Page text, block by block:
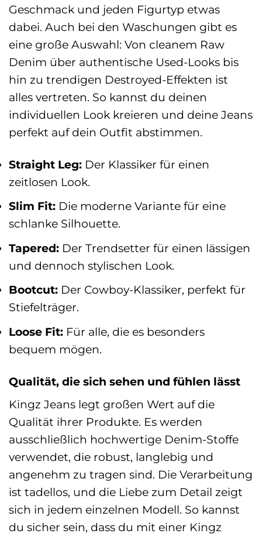
Geschmack und jeden Figurtyp etwas
dabei. Auch bei den Waschungen gibt es
eine große Auswahl: Von cleanem Raw
Denim über authentische Used-Looks bis
hin zu trendigen Destroyed-Effekten ist
alles vertreten. So kannst du deinen
individuellen Look kreieren und deine Jeans
perfekt auf dein Outfit abstimmen.
Straight Leg: Der Klassiker für einen
zeitlosen Look.
Slim Fit: Die moderne Variante für eine
schlanke Silhouette.
Tapered: Der Trendsetter für einen lässigen
und dennoch stylischen Look.
Bootcut: Der Cowboy-Klassiker, perfekt für
Stiefelträger.
Loose Fit: Für alle, die es besonders
bequem mögen.
Qualität, die sich sehen und fühlen lässt
Kingz Jeans legt großen Wert auf die
Qualität ihrer Produkte. Es werden
ausschließlich hochwertige Denim-Stoffe
verwendet, die robust, langlebig und
angenehm zu tragen sind. Die Verarbeitung
ist tadellos, und die Liebe zum Detail zeigt
sich in jedem einzelnen Modell. So kannst
du sicher sein, dass du mit einer Kingz